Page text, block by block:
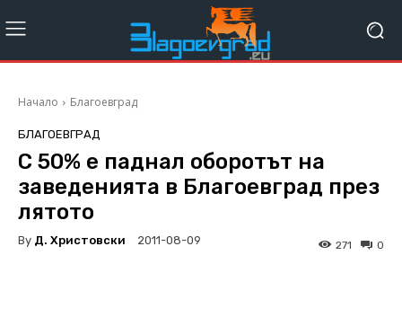
Начало Благоевград
БЛАГОЕВГРАД
С 50% е паднал оборотът на
заведенията в Благоевград през
лятото
By Д. Христовски 2011-08-09 0
271